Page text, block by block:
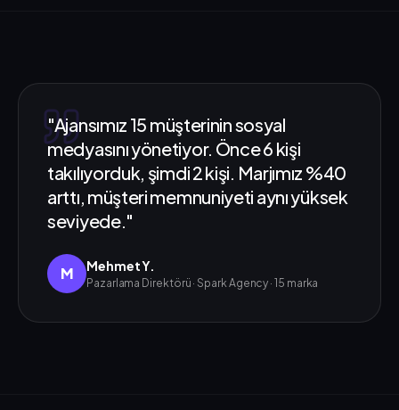
"Ajansımız 15 müşterinin sosyal
medyasını yönetiyor. Önce 6 kişi
takılıyorduk, şimdi 2 kişi. Marjımız %40
arttı, müşteri memnuniyeti aynı yüksek
seviyede."
M Mehmet Y.
Pazarlama Direktörü · Spark Agency · 15 marka